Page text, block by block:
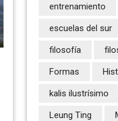
entrenamiento
escuelas del sur
filosofía
Formas
kalis ilustrísimo
Leung Ting